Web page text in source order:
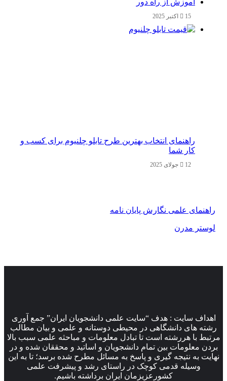
آموزش از راه دور
15 اکتبر 2025
راهنمای انتخاب بهترین طرح تابلو چلنیوم برای کسب و
کار شما
12 جولای 2025
راهنمای علمی نگارش پایان نامه
لوستر مدرن
اهداف سایت : هدف “سایت علمی دانشجویان ایران” جمع آوری
رشته های دانشگاهی در محیطی دوستانه و علمی و بیان مطالب
مرتبط با هررشته است تا تبادل معلومات و مباحثه علمی سبب بالا
بردن معلومات بین تمام دانشجویان و اساتید و محققان شده و در
نهایت به نتیجه گیری و پاسخ به مسائل مطرح شده برسد؛ تا به این
وسیله قدمی کوچک در راستای رشد و پیشرفت علمی
کشورعزیزمان ایران برداشته باشیم.